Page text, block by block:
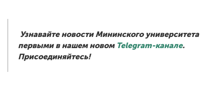
Узнавайте новости Мининского университета
первыми в нашем новом Telegram-канале.
Присоединяйтесь!